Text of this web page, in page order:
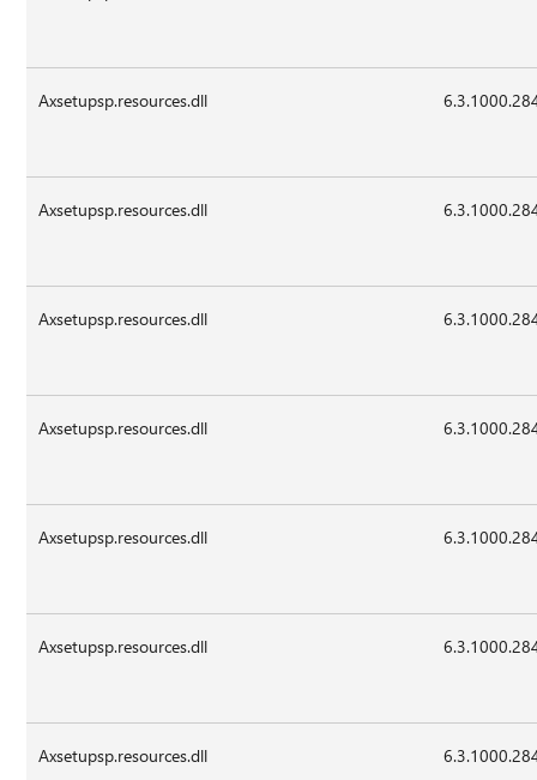
Axsetupsp.resources.dll
Axsetupsp.resources.dll
Axsetupsp.resources.dll
Axsetupsp.resources.dll
Axsetupsp.resources.dll
Axsetupsp.resources.dll
Axsetupsp.resources.dll